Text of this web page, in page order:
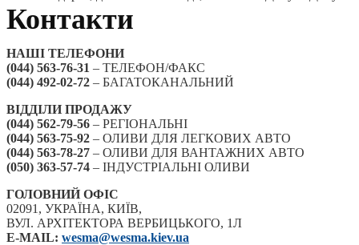
Контакти
НАШІ ТЕЛЕФОНИ
(044) 563-76-31 – ТЕЛЕФОН/ФАКС
(044) 492-02-72 – БАГАТОКАНАЛЬНИЙ
ВІДДІЛИ ПРОДАЖУ
(044) 562-79-56 – РЕГІОНАЛЬНІ
(044) 563-75-92 – ОЛИВИ ДЛЯ ЛЕГКОВИХ АВТО
(044) 563-78-27 – ОЛИВИ ДЛЯ ВАНТАЖНИХ АВТО
(050) 363-57-74 – ІНДУСТРІАЛЬНІ ОЛИВИ
ГОЛОВНИЙ ОФІС
02091, УКРАЇНА, КИЇВ,
ВУЛ. АРХІТЕКТОРА ВЕРБИЦЬКОГО, 1Л
E-MAIL: wesma@wesma.kiev.ua